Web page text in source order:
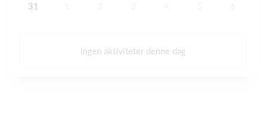
31
Ingen aktiviteter denne dag